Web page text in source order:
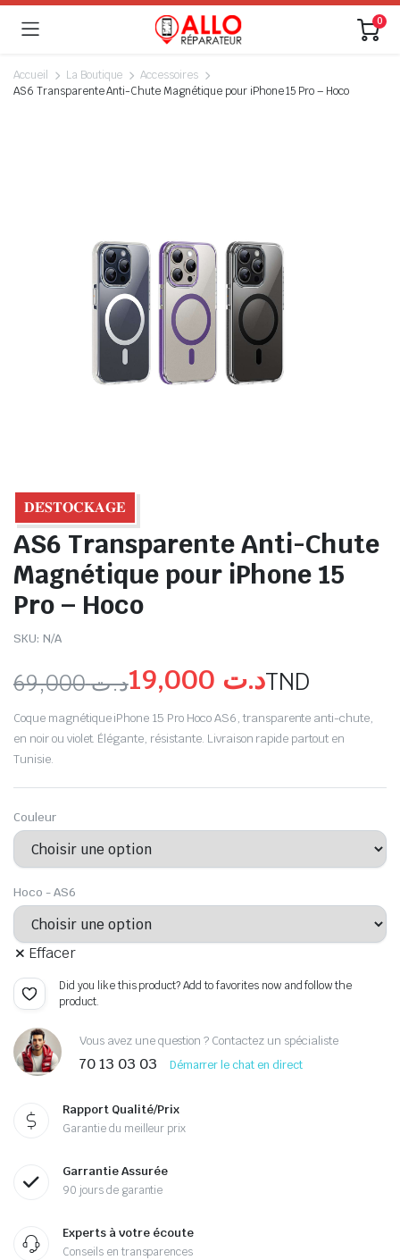
0
Accueil La Boutique
Accessoires
AS6 Transparente Anti-Chute Magnétique pour iPhone 15 Pro – Hoco
𝐃𝐄́𝐒𝐓𝐎𝐂𝐊𝐀𝐆𝐄
AS6 Transparente Anti-Chute
Magnétique pour iPhone 15
Pro – Hoco
SKU: N/A
د.ت69,000 د.تTND
Coque magnétique iPhone 15 Pro Hoco AS6, transparente anti-chute,
en noir ou violet. Élégante, résistante. Livraison rapide partout en
Tunisie.
Couleur
Hoco - AS6
Effacer
Did you like this product? Add to favorites now and follow the
product.
Vous avez une question ? Contactez un spécialiste
70 13 03 03 Démarrer le chat en direct
Rapport Qualité/Prix
Garantie du meilleur prix
Garrantie Assurée
90 jours de garantie
Experts à votre écoute
Conseils en transparences